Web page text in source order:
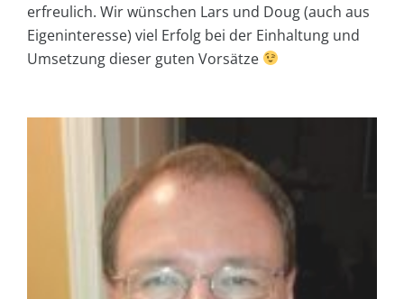
erfreulich. Wir wünschen Lars und Doug (auch aus
Eigeninteresse) viel Erfolg bei der Einhaltung und
Umsetzung dieser guten Vorsätze